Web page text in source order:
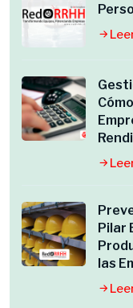
Pilar
las